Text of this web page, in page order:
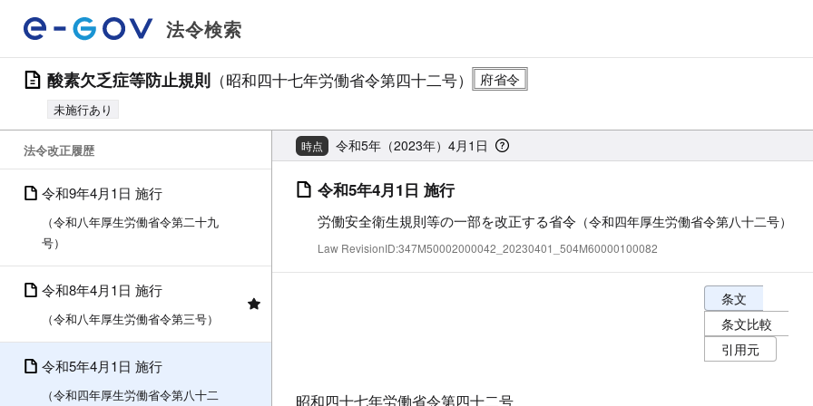
法令検索
酸素欠乏症等防止規則 （昭和四十七年労働省令第四十二号）
未施行あり
法令改正履歴
令和9年4月1日 施行
（令和八年厚生労働省令第二十九
号）
令和8年4月1日 施行
（令和八年厚生労働省令第三号）
令和5年4月1日 施行
（令和四年厚生労働省令第八十二
時点 令和5年（2023年）4月1日
令和5年4月1日 施行
労働安全衛生規則等の一部を改正する省令 （令和四年厚生労働省令第八十二号）
Law RevisionID:347M50002000042_20230401_504M60000100082
条文表示オプシ
条文
条文比較
引用元
昭和四十七年労働省令第四十二号